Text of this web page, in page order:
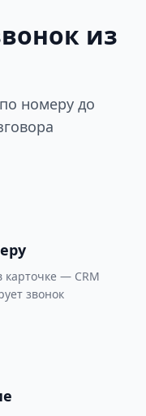
из
номеру до
— CRM
звонок